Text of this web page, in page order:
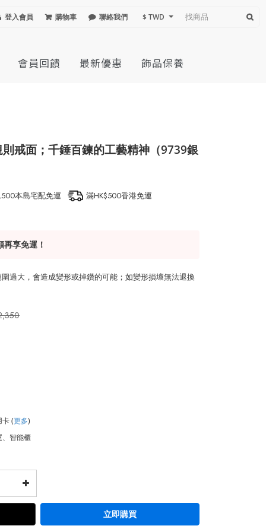
登入會員 購物車 聯絡我們 $ TWD
會員回饋 最新優惠 飾品保養
戒面；千錘百鍊的工藝精神（9739銀
本島宅配免運 滿HK$500香港免運
享免運！
過大，會造成變形或掉鑽的可能；如變形損壞無法退換
卡(更多)
、智能櫃
立即購買